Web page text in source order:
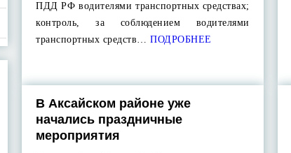
ПДД РФ водителями транспортных средствах;
контроль, за соблюдением водителями
транспортных средств… ПОДРОБНЕЕ
В Аксайском районе уже
начались праздничные
мероприятия